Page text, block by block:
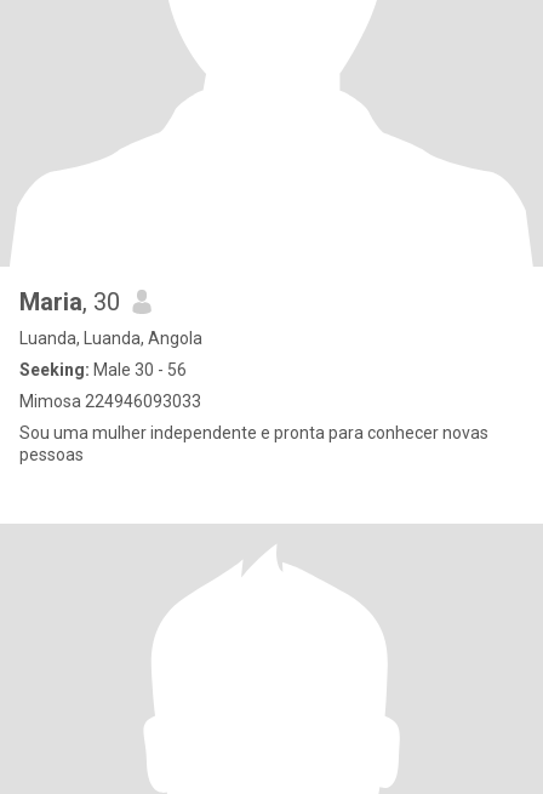
Maria, 30
Luanda, Luanda, Angola
Seeking: Male 30 - 56
Mimosa 224946093033
Sou uma mulher independente e pronta para conhecer novas
pessoas